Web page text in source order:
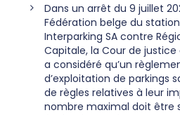
Dans un arrêt du 9 juillet
Fédération belge du
Interparking SA contre
Capitale, la Cour de justice
a considéré qu’un
d’exploitation de parkings
de règles relatives à leur
nombre maximal doit être